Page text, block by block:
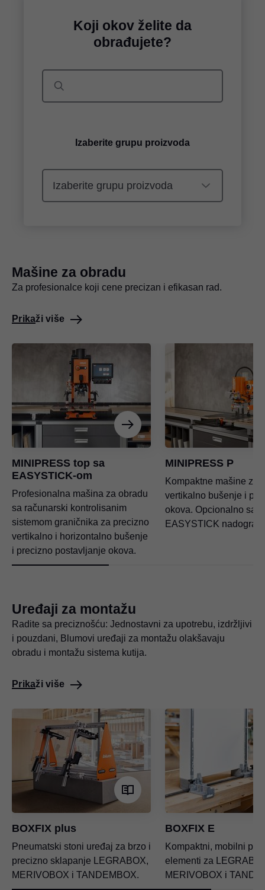
Koji okov želite da
obrađujete?
Izaberite grupu proizvoda
Mašine za obradu
Za profesionalce koji cene precizan i efikasan rad.
Prikaži više
MINIPRESS top sa
EASYSTICK-om
Profesionalna mašina za obradu
sa računarski kontrolisanim
sistemom graničnika za precizno
vertikalno i horizontalno bušenje
i precizno postavljanje okova.
MINIPRESS P
Kompaktne mašine za
vertikalno bušenje i
okova. Opcionalno sa
EASYSTICK
Uređaji za montažu
Radite sa preciznošću: Jednostavni za upotrebu, izdržljivi
i pouzdani, Blumovi uređaji za montažu olakšavaju
obradu i montažu sistema kutija.
Prikaži više
BOXFIX plus
Pneumatski stoni uređaj za brzo i
precizno sklapanje LEGRABOX,
MERIVOBOX i TANDEMBOX.
BOXFIX E
Kompaktni, mobilni
elementi za
MERIVOBOX i